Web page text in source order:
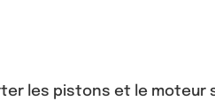
les pistons et le